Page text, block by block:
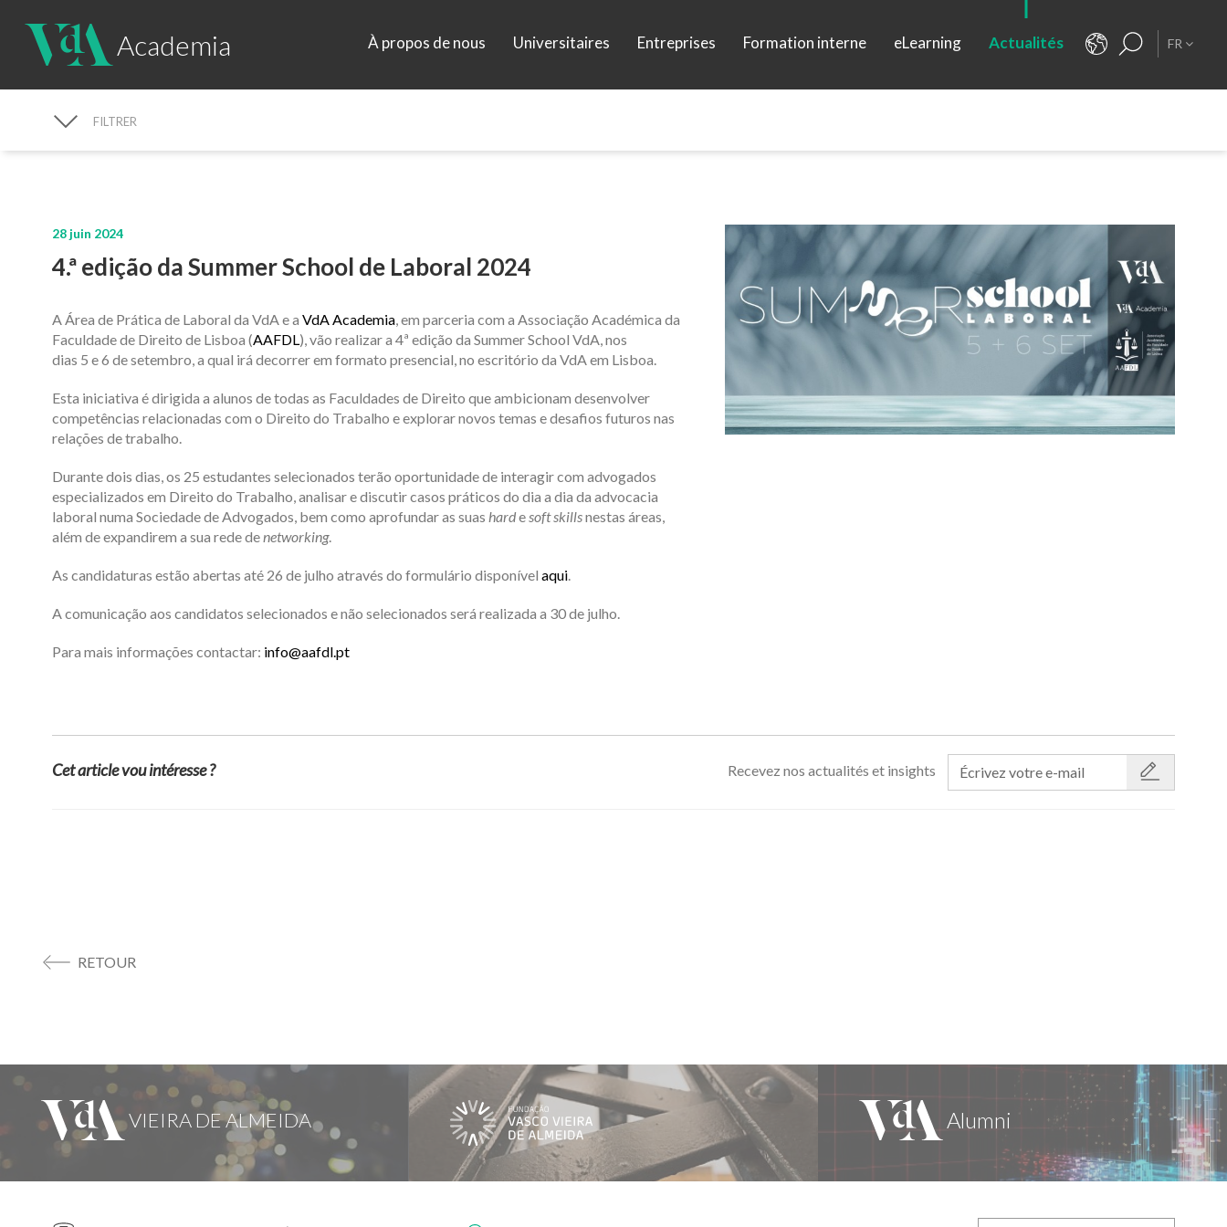
Academia À propos de nous Universitaires Entreprises Formation interne eLearning Actualités FR
RECHERCHE D'ACTUALITÉS
FILTRER
28 juin 2024
4.ª edição da Summer School de Laboral 2024
A Área de Prática de Laboral da VdA e a VdA Academia , em parceria com a Associação Académica da
Faculdade de Direito de Lisboa (AAFDL ), vão realizar a4ª edição da Summer School VdA , nos
dias 5 e6 desetembro , a qual irá decorrer em formato presencial, no escritório da VdA em Lisboa.
Esta iniciativa édirigida a alunos de todas as Faculdades de Direitoque ambicionam desenvolver
competências relacionadas com o Direito do Trabalho e explorar novos temas e desafios futuros nas
relações de trabalho.
Durante dois dias, os 25 estudantes selecionados terão oportunidade de interagir com advogados
especializados em Direito do Trabalho, analisar e discutir casos práticos do dia a dia da advocacia
laboral numa Sociedade de Advogados, bem como aprofundar as suas harde softskillsnestas áreas,
além de expandirem a sua rede de networking.
Ascandidaturas estão abertas até 26 de julhoatravés do formulário disponívelaqui
A comunicação aos candidatos selecionados e não selecionados será realizada a 30 de julho.
Para mais informações contactar: info@aafdl.pt
Cet article vou intéresse ? Recevez nos actualités et insights
RETOUR